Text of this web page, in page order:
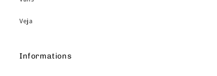
Veja
Informations